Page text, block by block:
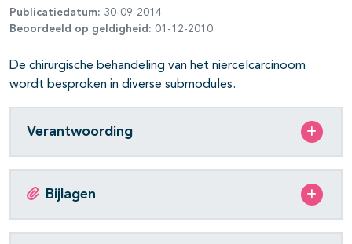
open- en dichtklappen
Publicatiedatum: 30-09-2014
Beoordeeld op geldigheid: 01-12-2010
De chirurgische behandeling van het niercelcarcinoom
wordt besproken in diverse submodules.
Verantwoording
Bijlagen